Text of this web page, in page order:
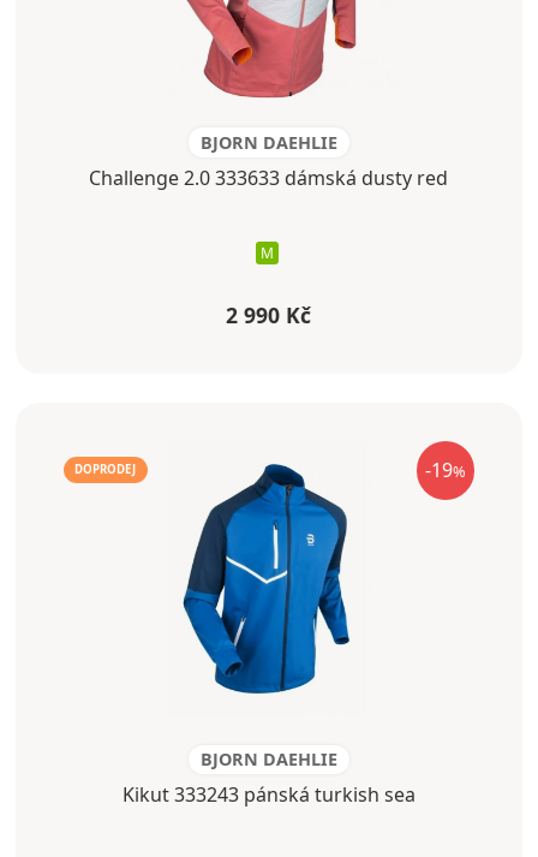
BJORN DAEHLIE
Challenge 2.0 333633 dámská dusty red
M
2 990 Kč
-19%
DOPRODEJ
BJORN DAEHLIE
Kikut 333243 pánská turkish sea